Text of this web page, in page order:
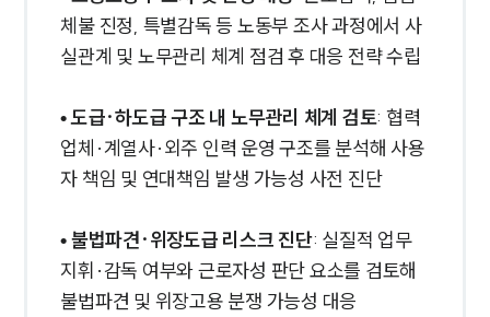
체불 진정, 특별감독 등 노동부 조사 과정에서 사
실관계 및 노무관리 체계 점검 후 대응 전략 수립
• 도급·하도급 구조 내 노무관리 체계 검토: 협력
업체·계열사·외주 인력 운영 구조를 분석해 사용
자 책임 및 연대책임 발생 가능성 사전 진단
• 불법파견·위장도급 리스크 진단: 실질적 업무
지휘·감독 여부와 근로자성 판단 요소를 검토해
불법파견 및 위장고용 분쟁 가능성 대응